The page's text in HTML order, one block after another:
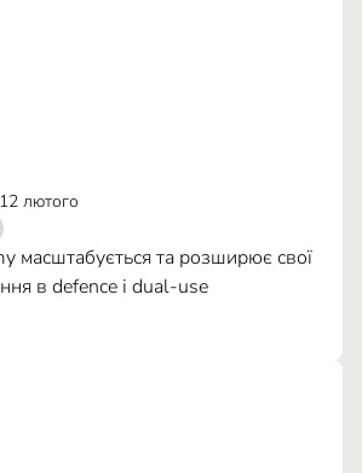
12 лютого
масштабується та розширює свої
в defence і dual-use